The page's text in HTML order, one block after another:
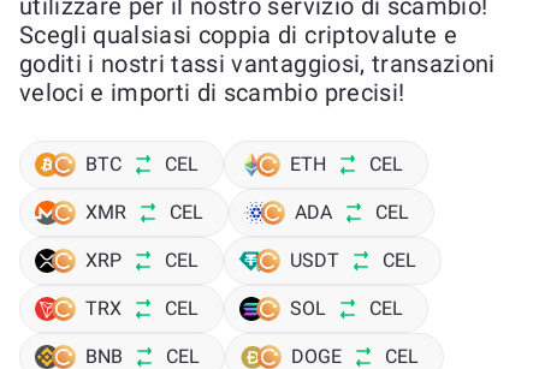
utilizzare per il nostro servizio di scambio!
Scegli qualsiasi coppia di criptovalute e
goditi i nostri tassi vantaggiosi, transazioni
veloci e importi di scambio precisi!
BTC CEL ETH CEL
XMR CEL ADA CEL
XRP CEL USDT CEL
TRX CEL SOL CEL
BNB CEL DOGE CEL